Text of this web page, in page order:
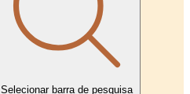
Selecionar barra de pesquisa